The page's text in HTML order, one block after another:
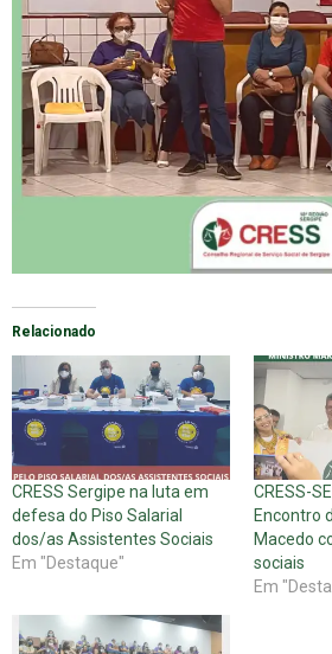
Relacionado
CRESS Sergipe na luta em
defesa do Piso Salarial
dos/as Assistentes Sociais
Em "Destaque"
CRESS-
Encontro
Macedo
sociais
Em